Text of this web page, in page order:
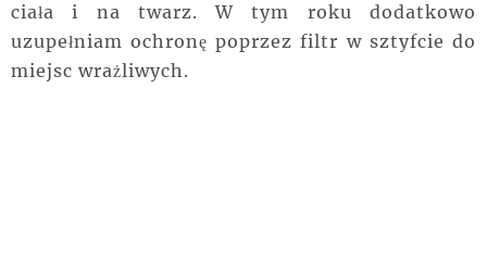
ciała i na twarz. W tym roku dodatkowo
uzupełniam ochronę poprzez filtr w sztyfcie do
miejsc wrażliwych.